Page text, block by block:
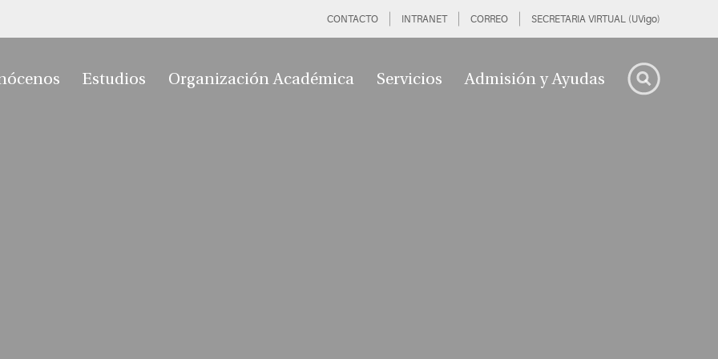
CONTACTO INTRANET CORREO SECRETARIA VIRTUAL (UVigo)
Estudios Organización Académica Servicios Admisión y Ayudas